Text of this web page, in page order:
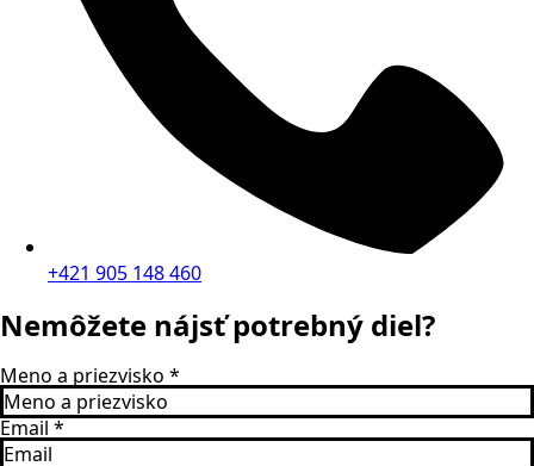
+421 905 148 460
Nemôžete nájsť potrebný diel?
Meno a priezvisko *
Email *